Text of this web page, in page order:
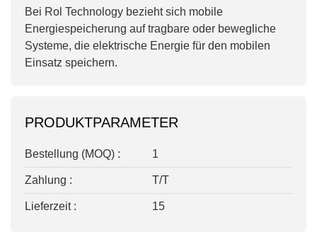
Bei Rol Technology bezieht sich mobile
Energiespeicherung auf tragbare oder bewegliche
Systeme, die elektrische Energie für den mobilen
Einsatz speichern.
PRODUKTPARAMETER
Bestellung (MOQ) : 1
Zahlung : T/T
Lieferzeit : 15